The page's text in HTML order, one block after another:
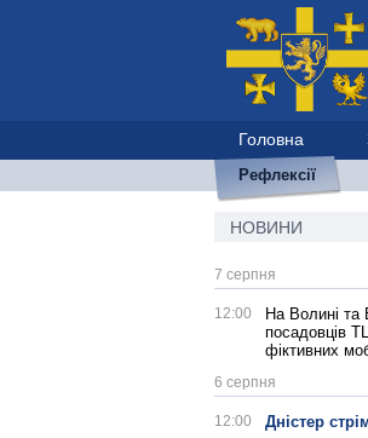
Головна
Рефлексії
НОВИНИ
7 серпня
12:00
На Волині та
посадовців
фіктивних
6 серпня
12:00 Дністер